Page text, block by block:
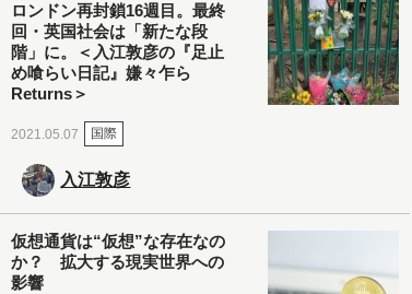
ロンドン再封鎖16週目。最終
回・英国社会は「新たな段
階」に。＜入江敦彦の『足止
め喰らい日記』嫌々乍ら
Returns＞
2021.05.07 国際
入江敦彦
仮想通貨は“仮想”な存在なの
か？ 拡大する現実世界への
影響